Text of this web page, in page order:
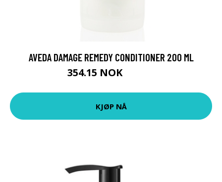
AVEDA DAMAGE REMEDY CONDITIONER 200 ML
354.15 NOK
KJØP NÅ